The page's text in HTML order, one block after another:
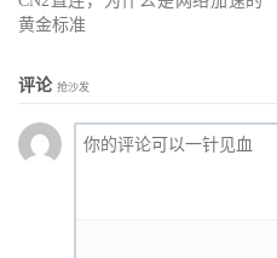
黄金标准
评论 抢沙发